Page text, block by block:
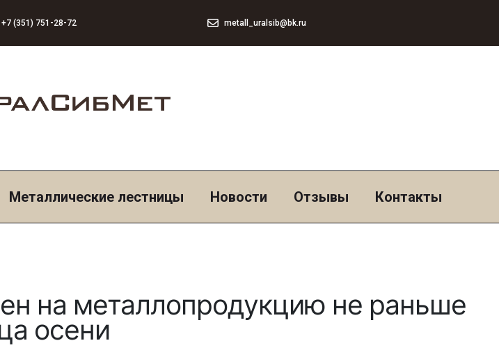
+7 (351) 751-28-72 metall_uralsib@bk.ru
Металлические лестницы Новости Отзывы Контакты
на металлопродукцию не раньше
осени